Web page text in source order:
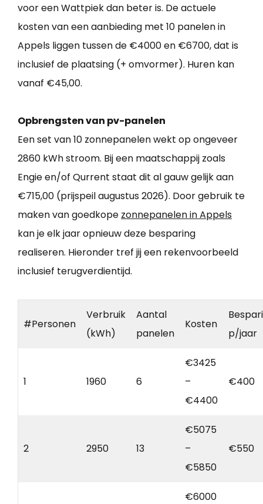
voor een Wattpiek dan beter is. De actuele
kosten van een aanbieding met 10 panelen in
Appels liggen tussen de €4000 en €6700, dat is
inclusief de plaatsing (+ omvormer). Huren kan
vanaf €45,00.
Opbrengsten van pv-panelen
Een set van 10 zonnepanelen wekt op ongeveer
2860 kWh stroom. Bij een maatschappij zoals
Engie en/of Qurrent staat dit al gauw gelijk aan
€715,00 (prijspeil augustus 2026). Door gebruik te
maken van goedkope zonnepanelen in Appels
kan je elk jaar opnieuw deze besparing
realiseren. Hieronder tref jij een rekenvoorbeeld
inclusief terugverdientijd.
#Personen
Verbruik
(kWh)
Aantal
panelen
Kosten
p/jaar
1 1960 6
€3425
–
€4400
€400
2 2950 13
€5075
–
€5850
€550
€6000